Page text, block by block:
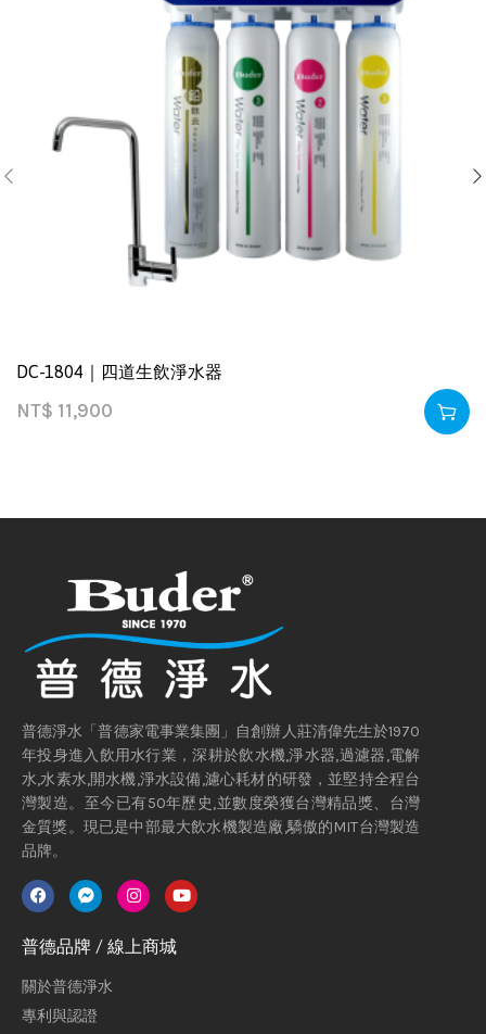
DC-1804｜四道生飲淨水器
NT$ 11,900
普德淨水「普德家電事業集團」自創辦人莊清偉先生於1970
年投身進入飲用水行業，深耕於飲水機,淨水器,過濾器,電解
水,水素水,開水機,淨水設備,濾心耗材的研發，並堅持全程台
灣製造。至今已有50年歷史,並數度榮獲台灣精品獎、台灣
金質獎。現已是中部最大飲水機製造廠,驕傲的MIT台灣製造
品牌。
普德品牌 / 線上商城
關於普德淨水
專利與認證